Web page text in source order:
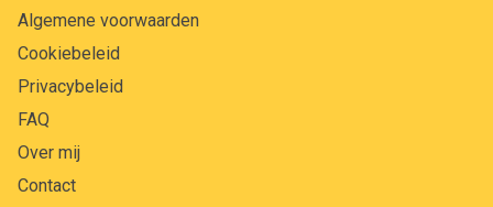
Algemene voorwaarden
Cookiebeleid
Privacybeleid
FAQ
Over mij
Contact